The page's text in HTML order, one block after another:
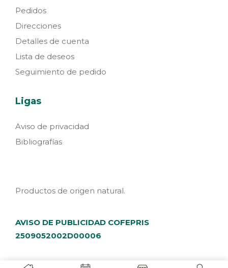
Pedidos
Direcciones
Detalles de cuenta
Lista de deseos
Seguimiento de pedido
Ligas
Aviso de privacidad
Bibliografías
Productos de origen natural.
AVISO DE PUBLICIDAD COFEPRIS
2509052002D00006